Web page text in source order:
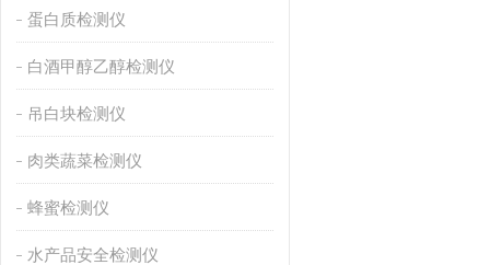
蛋白质检测仪
白酒甲醇乙醇检测仪
吊白块检测仪
肉类蔬菜检测仪
蜂蜜检测仪
水产品安全检测仪